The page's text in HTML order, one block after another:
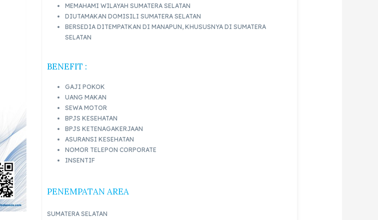
MEMAHAMI WILAYAH SUMATERA SELATAN
DIUTAMAKAN DOMISILI SUMATERA SELATAN
BERSEDIA DITEMPATKAN DI MANAPUN, KHUSUSNYA DI SUMATERA
SELATAN
BENEFIT :
GAJI POKOK
UANG MAKAN
SEWA MOTOR
BPJS KESEHATAN
BPJS KETENAGAKERJAAN
ASURANSI KESEHATAN
NOMOR TELEPON CORPORATE
INSENTIF
PENEMPATAN AREA
SUMATERA SELATAN